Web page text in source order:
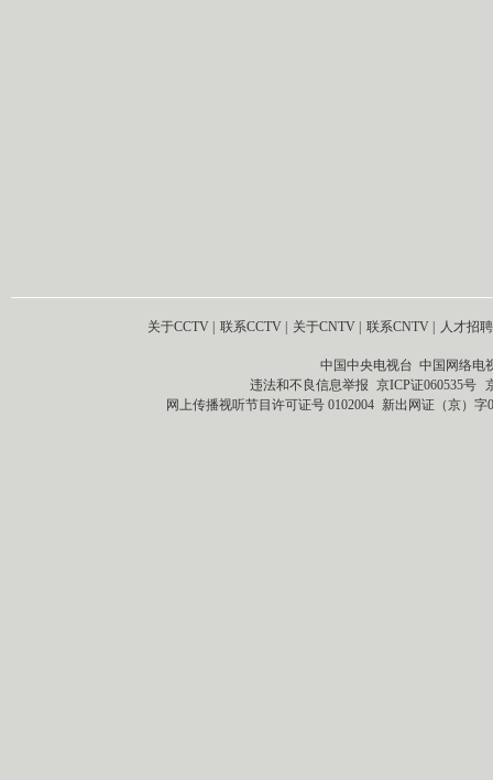
关于CCTV | 联系CCTV | 关于CNTV | 联系CNTV | 人才招聘
中国中央电视台 中国网络电
违法和不良信息举报 京ICP证060535号
网上传播视听节目许可证号 0102004 新出网证（京）